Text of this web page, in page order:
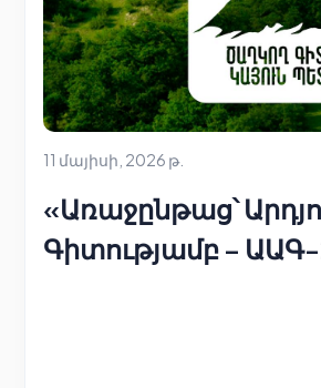
11 մայիսի, 2026 թ.
«Առաջընթաց՝
Գիտությամբ –